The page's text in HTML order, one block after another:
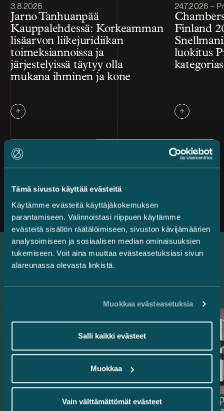
Tämä sivusto käyttää evästeitä
Käytämme evästeitä käyttäjäkokemuksen
parantamiseen. Valinnoistasi riippuen käytämme
evästeitä sisällön räätälöimiseen, sivuston kävijämäärien
analysoimiseen ja sosiaalisen median ominaisuuksien
tukemiseen. Voit aina muuttaa evästeasetuksiasi sivun
alareunassa olevasta linkistä.
Muokkaa evästeasetuksia
Salli kaikki evästeet
Muokkaa
Vain välttämättömät evästeet
Julkaistu
3.8.2026
Jarno Tanhuanpää
Kauppalehdessä: Korkeamman
lisäarvon liikejuridiikan
toimeksiannoissa ja
järjestelyissä täytyy olla
mukana ihminen ja kone
Julkaistu
24.7.2026 –
Finland
luokitus
Kaikki uutiset
Uusimmat referenssit
Rahoittajat ja
Delta